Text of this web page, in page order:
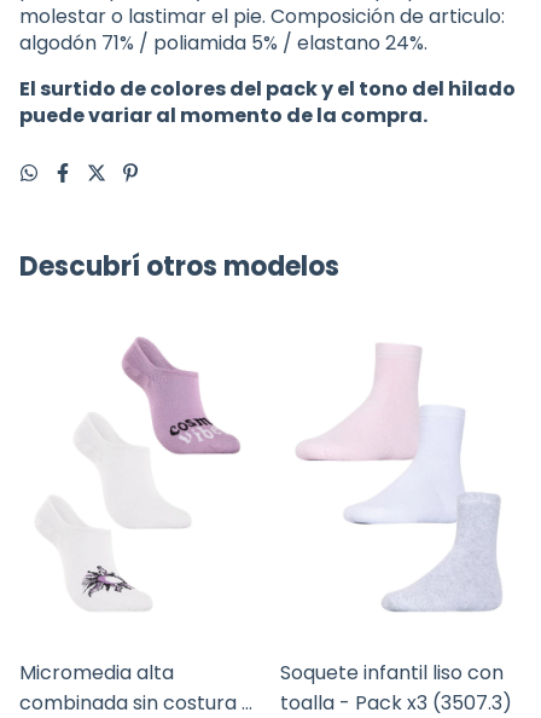
molestar o lastimar el pie. Composición de articulo:
algodón 71% / poliamida 5% / elastano 24%.
El surtido de colores del pack y el tono del hilado
puede variar al momento de la compra.
Descubrí otros modelos
Micromedia alta
combinada sin costura -
Soquete infantil liso con
toalla - Pack x3 (3507.3)